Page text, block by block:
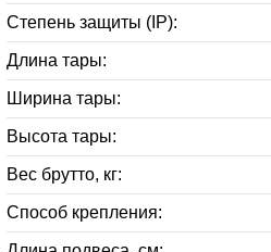
Степень защиты (IP):
Длина тары:
Ширина тары:
Высота тары:
Вес брутто, кг:
Способ крепления: